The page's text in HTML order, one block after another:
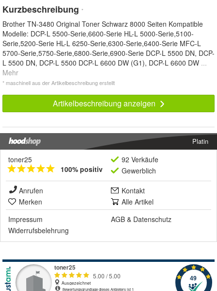
Kurzbeschreibung *
Brother TN-3480 Original Toner Schwarz 8000 Seiten Kompatible
Modelle: DCP-L 5500-Serie,6600-Serie HL-L 5000-Serie,5100-
Serie,5200-Serie HL-L 6250-Serie,6300-Serie,6400-Serie MFC-L
5700-Serie,5750-Serie,6800-Serie,6900-Serie DCP-L 5500 DN, DCP-
L 5500 DN, DCP-L 5500 DCP-L 6600 DW (G1), DCP-L 6600 DW ...
Mehr
* maschinell aus der Artikelbeschreibung erstellt
Artikelbeschreibung anzeigen
Platin
toner25
100% positiv
92 Verkäufe
Gewerblich
Anrufen
Kontakt
Merken
Alle Artikel
Impressum
AGB & Datenschutz
Widerrufsbelehrung